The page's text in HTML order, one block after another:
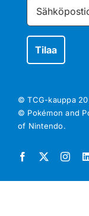
© TCG-kauppa
© Pokémon and
of Nintendo.